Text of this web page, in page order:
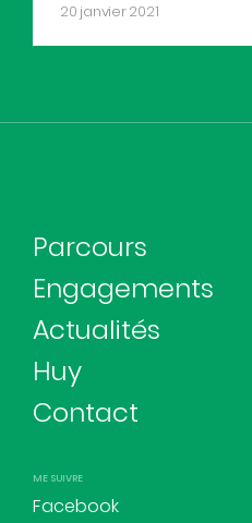
20 janvier 2021
Parcours
Engagements
Actualités
Huy
Contact
ME SUIVRE
Facebook